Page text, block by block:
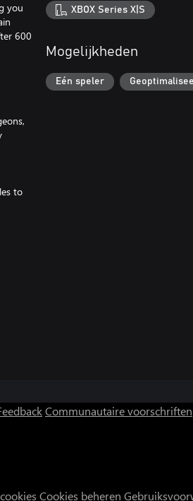
you
600
to
XBOX Series X|S
Mogelijkheden
Eén speler
Communautaire voorschriften
Cookies beheren